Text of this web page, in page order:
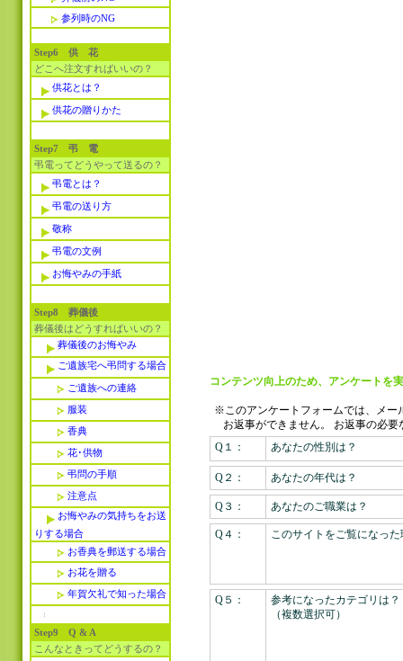
参列時のNG
Step6 供 花
どこへ注文すればいいの？
供花とは？
供花の贈りかた
Step7 弔 電
弔電ってどうやって送るの？
弔電とは？
弔電の送り方
敬称
弔電の文例
お悔やみの手紙
Step8 葬儀後
葬儀後はどうすればいいの？
葬儀後のお悔やみ
ご遺族宅へ弔問する場合
ご遺族への連絡
服装
香典
花･供物
弔問の手順
注意点
お悔やみの気持ちをお送
りする場合
お香典を郵送する場合
お花を贈る
年賀欠礼で知った場合
Step9 Q & A
こんなときってどうするの？
コンテンツ向上のため、アンケートを
※このアンケートフォームでは、メー
お返事ができません。
お返事の必要
Q１：
あなたの性別は？
Q２： あなたの年代は？
Q３： あなたのご職業は？
Q４： このサイトをご覧になっ
Q５：
参考になったカテゴリは？
（複数選択可）